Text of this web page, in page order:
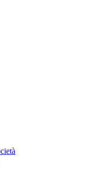
livello
livello
livello